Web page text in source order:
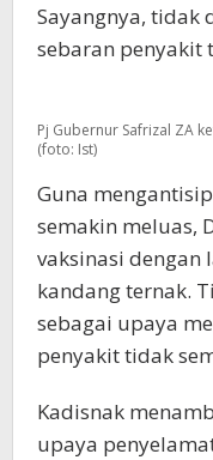
Sayangnya, tidak
sebaran penyakit
Pj Gubernur Safrizal ZA
(foto: Ist)
Guna
semakin meluas,
vaksinasi dengan
kandang ternak.
sebagai upaya
penyakit tidak
Kadisnak
upaya